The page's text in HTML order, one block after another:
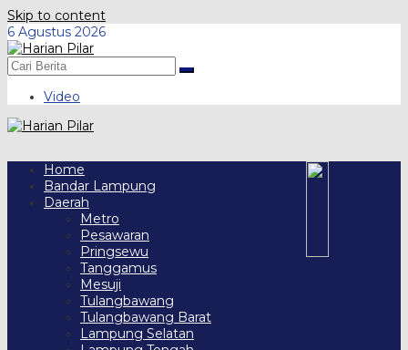
Skip to content
6 Agustus 2026
Video
Home
Bandar Lampung
Daerah
Metro
Pesawaran
Pringsewu
Tanggamus
Mesuji
Tulangbawang
Tulangbawang Barat
Lampung Selatan